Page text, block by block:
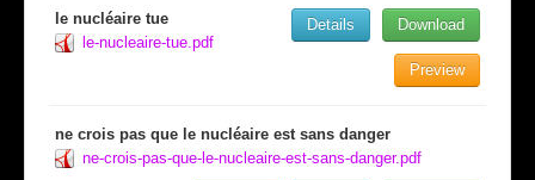
le nucléaire tue
le-nucleaire-tue.pdf
Download
Details
Preview
ne crois pas que le nucléaire est sans danger
ne-crois-pas-que-le-nucleaire-est-sans-danger.pdf